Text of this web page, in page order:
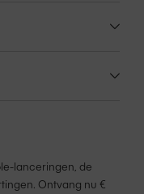
lanceringen, de
Ontvang nu €